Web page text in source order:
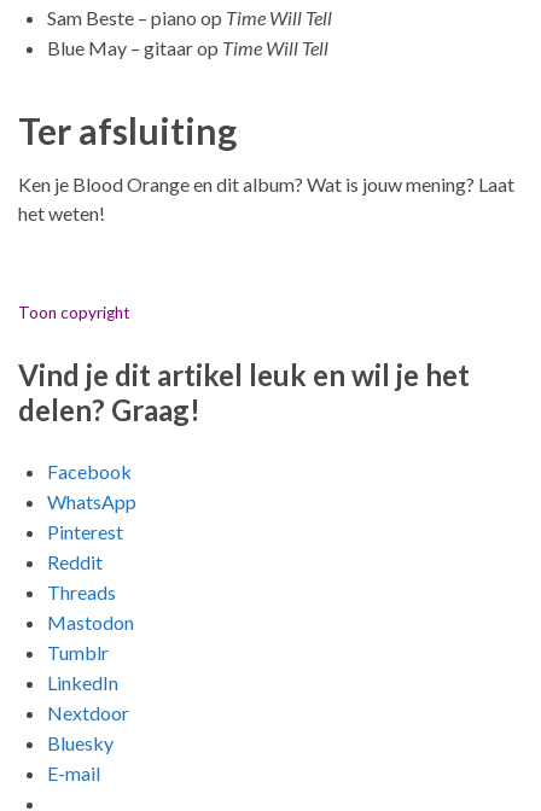
Sam Beste – piano op Time Will Tell
Blue May – gitaar op Time Will Tell
Ter afsluiting
Ken je Blood Orange en dit album? Wat is jouw mening? Laat
het weten!
Toon copyright
Vind je dit artikel leuk en wil je het
delen? Graag!
Facebook
WhatsApp
Pinterest
Reddit
Threads
Mastodon
Tumblr
LinkedIn
Nextdoor
Bluesky
E-mail